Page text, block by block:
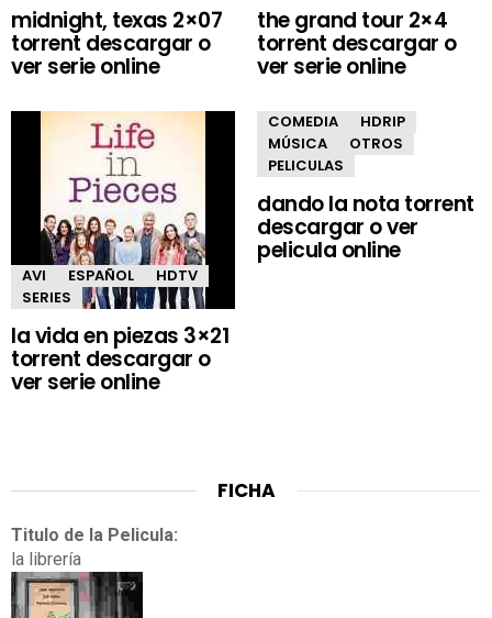
midnight, texas 2×07
torrent descargar o
ver serie online
the grand tour 2×4
torrent descargar o
ver serie online
AVI ESPAÑOL
HDTV
SERIES
la vida en piezas 3×21
torrent descargar o
ver serie online
COMEDIA
HDRIP
MÚSICA
OTROS
PELICULAS
dando la nota torrent
descargar o ver
pelicula online
FICHA
Titulo de la Pelicula:
la librería